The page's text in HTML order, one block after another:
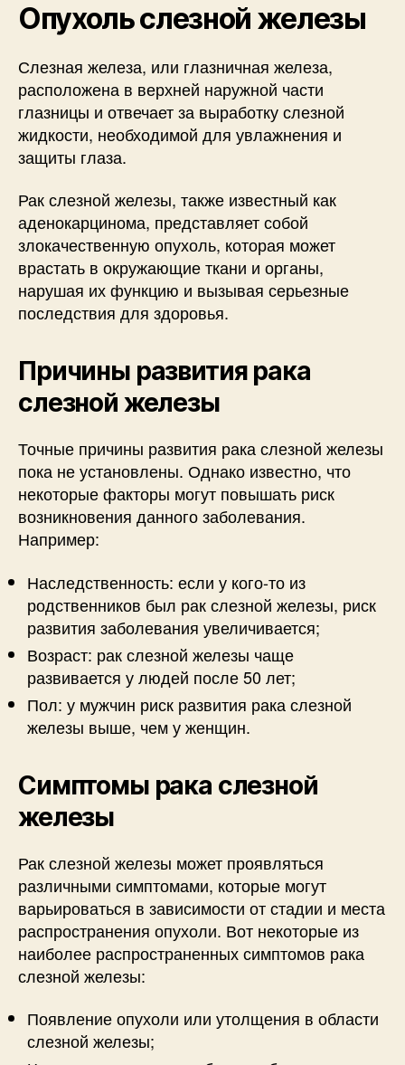
Опухоль слезной железы
Слезная железа, или глазничная железа,
расположена в верхней наружной части
глазницы и отвечает за выработку слезной
жидкости, необходимой для увлажнения и
защиты глаза.
Рак слезной железы, также известный как
аденокарцинома, представляет собой
злокачественную опухоль, которая может
врастать в окружающие ткани и органы,
нарушая их функцию и вызывая серьезные
последствия для здоровья.
Причины развития рака
слезной железы
Точные причины развития рака слезной железы
пока не установлены. Однако известно, что
некоторые факторы могут повышать риск
возникновения данного заболевания.
Например:
Наследственность: если у кого-то из
родственников был рак слезной железы, риск
развития заболевания увеличивается;
Возраст: рак слезной железы чаще
развивается у людей после 50 лет;
Пол: у мужчин риск развития рака слезной
железы выше, чем у женщин.
Симптомы рака слезной
железы
Рак слезной железы может проявляться
различными симптомами, которые могут
варьироваться в зависимости от стадии и места
распространения опухоли. Вот некоторые из
наиболее распространенных симптомов рака
слезной железы:
Появление опухоли или утолщения в области
слезной железы;